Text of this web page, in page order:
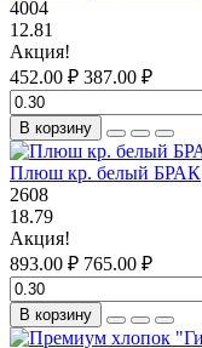
4004
12.81
Акция!
452.00 ₽ 387.00 ₽
В корзину
Плюш кр. белый БРАК
2608
18.79
Акция!
893.00 ₽ 765.00 ₽
В корзину